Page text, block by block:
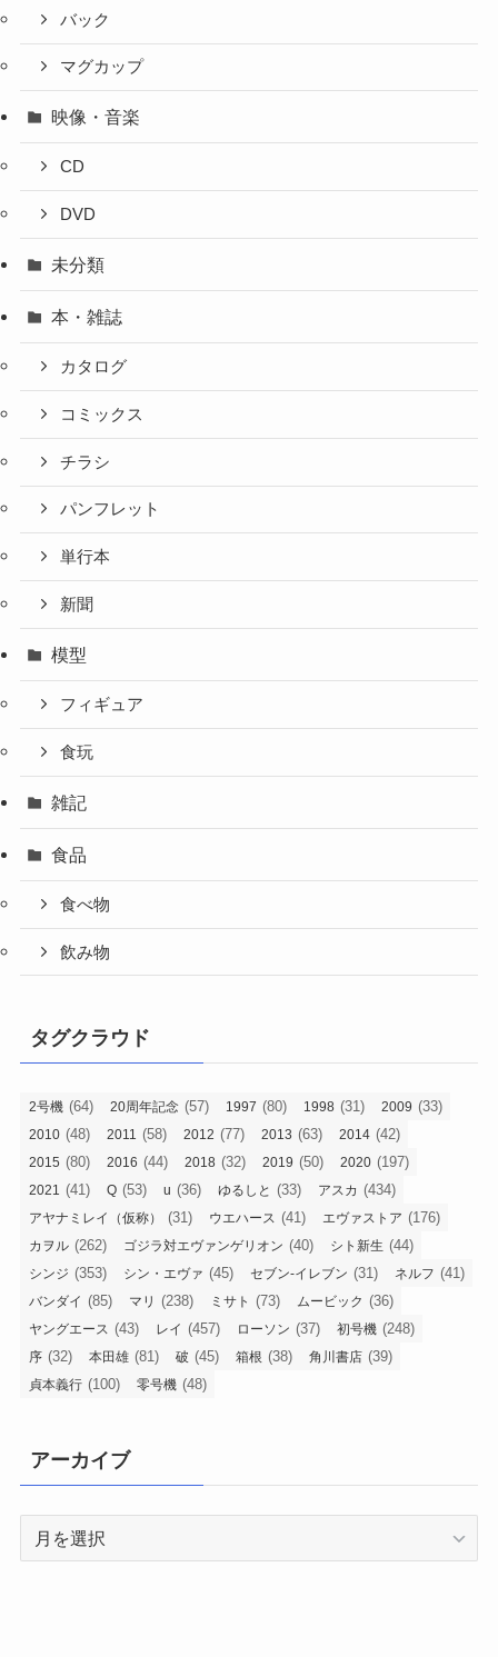
バック
マグカップ
映像・音楽
CD
DVD
未分類
本・雑誌
カタログ
コミックス
チラシ
パンフレット
単行本
新聞
模型
フィギュア
食玩
雑記
食品
食べ物
飲み物
タグクラウド
2号機 (64) 20周年記念 (57) 1997 (80) 1998 (31) 2009 (33)
2010 (48) 2011 (58) 2012 (77) 2013 (63) 2014 (42)
2015 (80) 2016 (44) 2018 (32) 2019 (50) 2020 (197)
2021 (41) Q (53) u (36) ゆるしと (33) アスカ (434)
アヤナミレイ（仮称） (31) ウエハース (41) エヴァストア (176)
カヲル (262) ゴジラ対エヴァンゲリオン (40) シト新生 (44)
シンジ (353) シン・エヴァ (45) セブン-イレブン (31) ネルフ (41)
バンダイ (85) マリ (238) ミサト (73) ムービック (36)
ヤングエース (43) レイ (457) ローソン (37) 初号機 (248)
序 (32) 本田雄 (81) 破 (45) 箱根 (38) 角川書店 (39)
貞本義行 (100) 零号機 (48)
アーカイブ